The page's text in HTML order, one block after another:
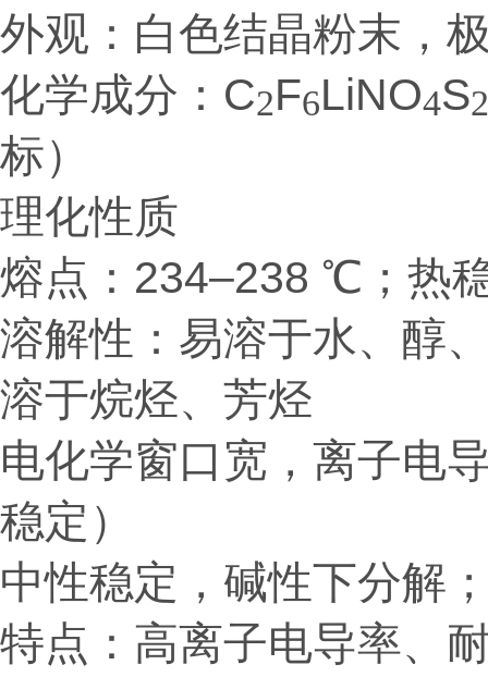
外观：白色结晶粉末，
化学成分：C2F6LiNO4S2
标）
理化性质
熔点：234–238 ℃；热
溶解性：易溶于水、醇
溶于烷烃、芳烃
电化学窗口宽，离子电
稳定）
中性稳定，碱性下分解
特点：高离子电导率、